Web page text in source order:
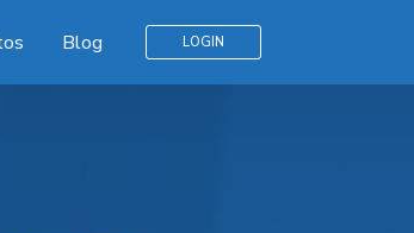
Blog LOGIN